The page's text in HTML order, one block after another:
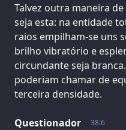
Talvez outra maneira
seja esta: na entidade
raios empilham-se uns
brilho vibratório e
circundante seja
poderiam chamar de
terceira densidade.
38.6
Questionador